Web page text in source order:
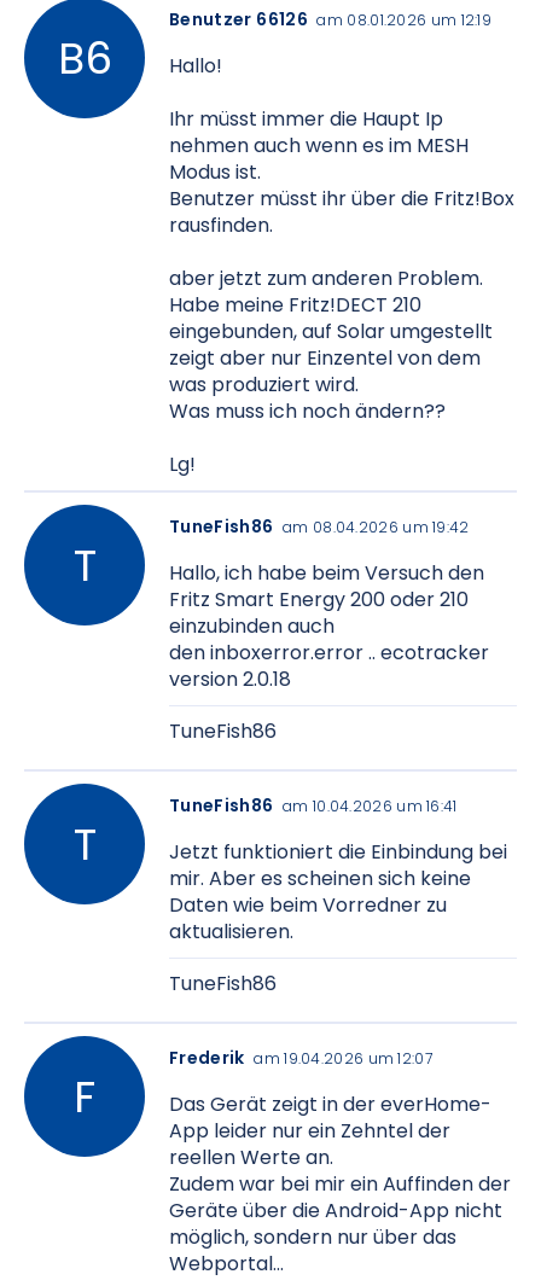
Benutzer 66126 am 08.01.2026 um 12:19
Hallo!
Ihr müsst immer die Haupt Ip
nehmen auch wenn es im MESH
Modus ist.
Benutzer müsst ihr über die Fritz!Box
rausfinden.
aber jetzt zum anderen Problem.
Habe meine Fritz!DECT 210
eingebunden, auf Solar umgestellt
zeigt aber nur Einzentel von dem
was produziert wird.
Was muss ich noch ändern??
Lg!
TuneFish86 am 08.04.2026 um 19:42
Hallo, ich habe beim Versuch den
Fritz Smart Energy 200 oder 210
einzubinden auch
deninboxerror.error .. ecotracker
version 2.0.18
TuneFish86
TuneFish86 am 10.04.2026 um 16:41
Jetzt funktioniert die Einbindung bei
mir. Aber es scheinen sich keine
Daten wie beim Vorredner zu
aktualisieren.
TuneFish86
Frederik am 19.04.2026 um 12:07
Das Gerät zeigt in der everHome-
App leider nur ein Zehntel der
reellen Werte an.
Zudem war bei mir ein Auffinden der
Geräte über die Android-App nicht
möglich, sondern nur über das
Webportal...